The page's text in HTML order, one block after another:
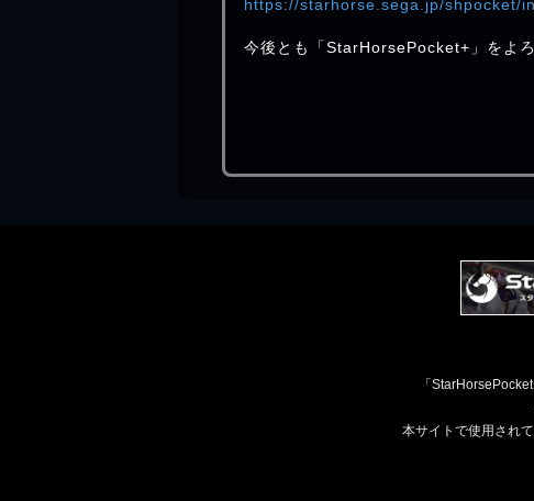
https://starhorse.sega.jp/shpocket/
今後とも「StarHorsePocket+」をよろ
「
本サイトで使用され